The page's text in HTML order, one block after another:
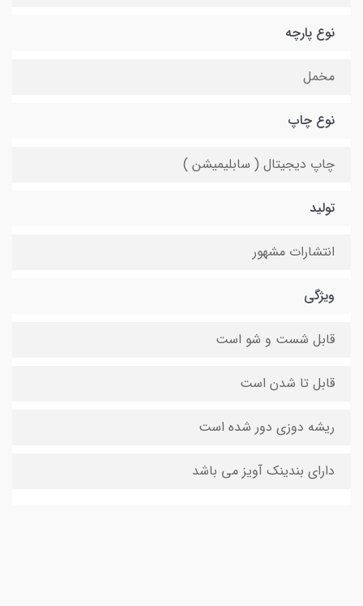
نوع پارچه
مخمل
نوع چاپ
چاپ دیجیتال ( سابلیمیشن )
تولید
انتشارات مشهور
ویژگی
قابل شست و شو است
قابل تا شدن است
ریشه دوزی دور شده است
دارای بندینک آویز می باشد